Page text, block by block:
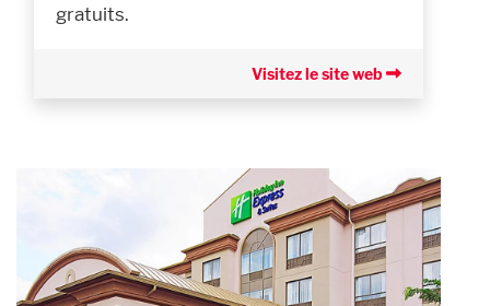
gratuits.
Visitez le site web